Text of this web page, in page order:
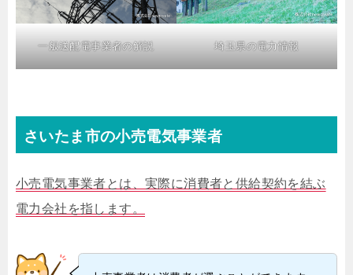
一般送配電事業者の解説 埼玉県の電力情報
さいたま市の小売電気事業者
小売電気事業者とは、実際に消費者と供給契約を結ぶ
電力会社を指します。